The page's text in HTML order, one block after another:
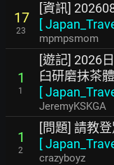
17
23
[資訊]
[
mpmpsmom
1
1
[遊記] 2026
臼研磨抹茶
[
JeremyKSKGA
1
2
[問題] 請教
[
crazyboyz